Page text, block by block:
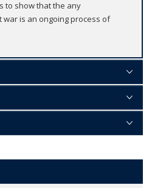
to show that the any
is an ongoing process of